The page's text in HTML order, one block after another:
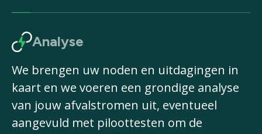
Analyse
We brengen uw noden en uitdagingen in
kaart en we voeren een grondige analyse
van jouw afvalstromen uit, eventueel
aangevuld met piloottesten om de